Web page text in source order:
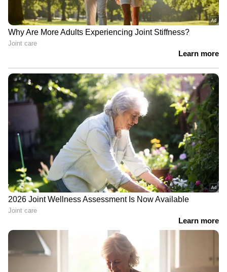
അന്താരാഷ്ട്ര പേയ്മെന്റുകള്‍ നടത്താനോ,
എടിഎമ്മില്‍ നിന്ന് പണം പിന്‍വലിക്കാനോ
സാധിക്കില്ല.
സുരക്ഷയ്ക്ക് മുന്‍ഗണന
കുട്ടികളുടെ പണമിടപാടുകള്‍ കൂടുതല്‍
സുരക്ഷിതമാക്കാന്‍ വിപുലമായ സുരക്ഷാ
ക്രമീകരണങ്ങളാണ് പേടിഎം
ഒരുക്കിയിരിക്കുന്നത്.
തുടക്കത്തിലെ നിയന്ത്രണം: ഫീച്ചര്‍ ആക്ടിവേറ്റ്
ചെയ്ത് ആദ്യ 30 മിനിറ്റില്‍ പരമാവധി 500
രൂപയും, ആദ്യ 24 മണിക്കൂറില്‍ പരമാവധി 5,000
രൂപയും മാത്രമേ ഇടപാട് നടത്താനാകൂ.